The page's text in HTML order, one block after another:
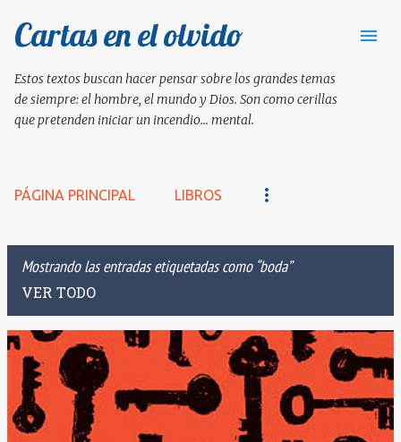
Ir al contenido principal
Cartas en el olvido
Estos textos buscan hacer pensar sobre los grandes temas
de siempre: el hombre, el mundo y Dios. Son como cerillas
que pretenden iniciar un incendio... mental.
PÁGINA PRINCIPAL LIBROS
Mostrando las entradas etiquetadas como boda
VER TODO
E